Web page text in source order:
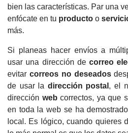
bien las características. Par una
enfócate en tu producto o
más.
Si planeas hacer envíos a
usar una dirección decorreo
evitar correos no deseados
de usar la dirección postal , el
dirección web correctos, ya que
en toda la web se ha
local. Es lógico, cuando quieres